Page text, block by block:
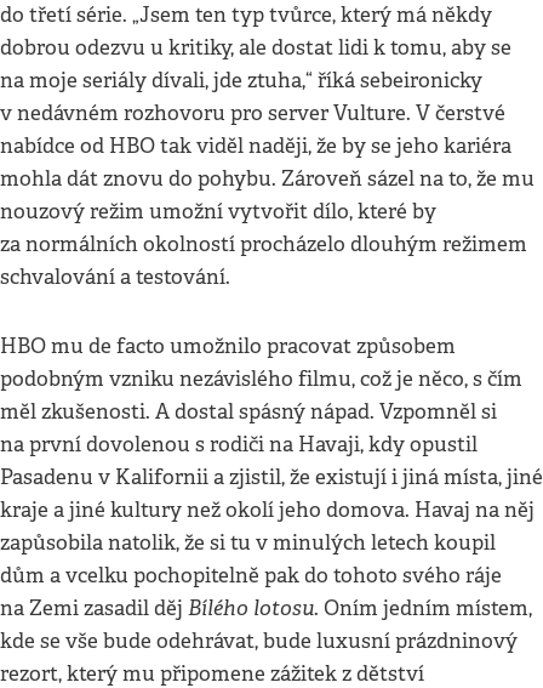
do třetí série. „Jsem ten typ tvůrce, který má někdy
dobrou odezvu u kritiky, ale dostat lidi k tomu, aby se
na moje seriály dívali, jde ztuha,“ říká sebeironicky
v nedávném rozhovoru pro server Vulture. V čerstvé
nabídce od HBO tak viděl naději, že by se jeho kariéra
mohla dát znovu do pohybu. Zároveň sázel na to, že mu
nouzový režim umožní vytvořit dílo, které by
za normálních okolností procházelo dlouhým režimem
schvalování a testování.
HBO mu de facto umožnilo pracovat způsobem
podobným vzniku nezávislého filmu, což je něco, s čím
měl zkušenosti. A dostal spásný nápad. Vzpomněl si
na první dovolenou s rodiči na Havaji, kdy opustil
Pasadenu v Kalifornii a zjistil, že existují i jiná místa, jiné
kraje a jiné kultury než okolí jeho domova. Havaj na něj
zapůsobila natolik, že si tu v minulých letech koupil
dům a vcelku pochopitelně pak do tohoto svého ráje
na Zemi zasadil děj Bílého lotosu. Oním jedním místem,
kde se vše bude odehrávat, bude luxusní prázdninový
rezort, který mu připomene zážitek z dětství